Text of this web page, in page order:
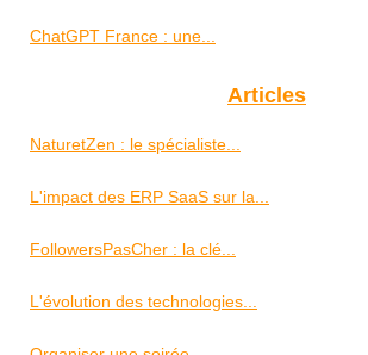
ChatGPT France : une...
Articles
NaturetZen : le spécialiste...
L'impact des ERP SaaS sur la...
FollowersPasCher : la clé...
L'évolution des technologies...